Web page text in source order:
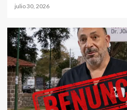
julio 30, 2026